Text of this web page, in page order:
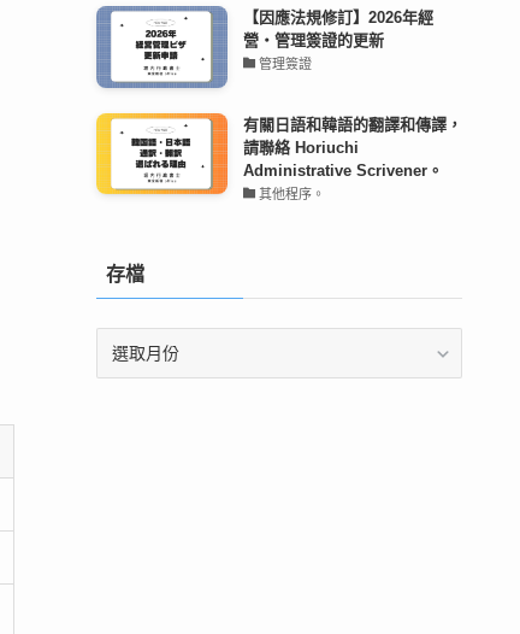
【因應法規修訂】2026年經
營・管理簽證的更新
管理簽證
有關日語和韓語的翻譯和傳譯，
請聯絡 Horiuchi
Administrative Scrivener。
其他程序。
存檔